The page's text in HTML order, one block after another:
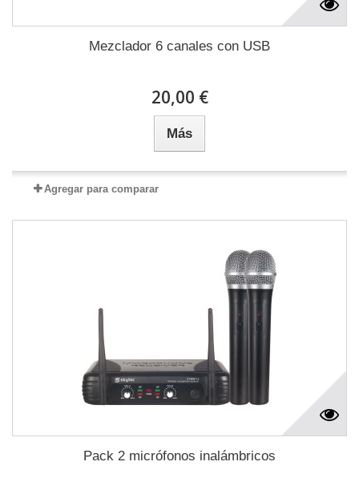
Mezclador 6 canales con USB
20,00 €
Más
Agregar para comparar
Pack 2 micrófonos inalámbricos